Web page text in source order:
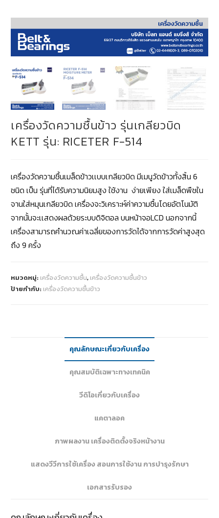
เครื่องวัดความชื้นข้าว รุ่นเกลียวบิด
KETT รุ่น: RICETER F-514
เครื่องวัดความชื้นเมล็ดข้าวเเบบเกลียวบิด มีเมนูวัดข้าวทั้งสิ้น 6
ชนิด เป็น รุ่นที่ได้รับความนิยมสูง ใช้งาน ง่ายเพียง ใส่เมล็ดพืชใน
จานใส่หมุนเกลียวบิด เครื่องจะวิเคราะห์ค่าความชื้นโดยอัตโนมัติ
จากนั้นจะเเสดงผลด้วยระบบดิจิตอล บนหน้าจอLCD นอกจากนี้
เครื่องสามารถคํานวณค่าเฉลี่ยของการวัดได้จากการวัดค่าสูงสุด
ถึง 9 ครั้ง
หมวดหมู่:เครื่องวัดความชื้น,เครื่องวัดความชื้นข้าว
ป้ายกำกับ:เครื่องวัดความชื้นข้าว
คุณลักษณะเกี่ยวกับเครื่อง
คุณสมบัติเฉพาะทางเทคนิค
วีดิโอเกี่ยวกับเครื่อง
แคตาลอค
ภาพผลงาน เครื่องติดตั้งจริงหน้างาน
แสดงวีวีการใช้เครื่อง สอนการใช้งาน การบำรุงรักษา
เอกสารรับรอง